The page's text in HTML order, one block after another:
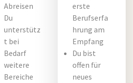
Abreisen
Du
unterstütz
t bei
Bedarf
weitere
Bereiche
erste
Berufserfa
hrung am
Empfang
Du bist
offen für
neues